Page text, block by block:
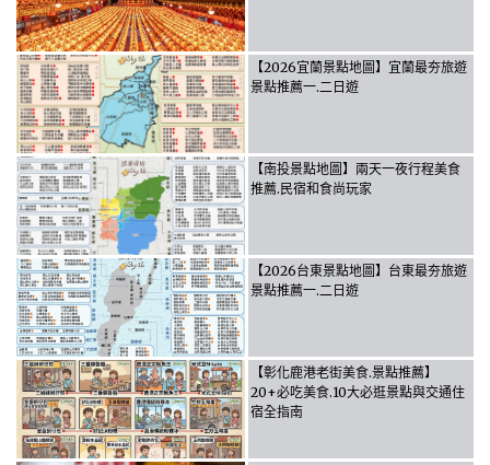
【2026宜蘭景點地圖】宜蘭最夯旅遊
景點推薦一.二日遊
【南投景點地圖】兩天一夜行程美食
推薦.民宿和食尚玩家
【2026台東景點地圖】台東最夯旅遊
景點推薦一.二日遊
【彰化鹿港老街美食.景點推薦】
20+必吃美食.10大必逛景點與交通住
宿全指南